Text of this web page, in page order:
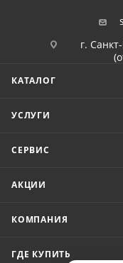
г.
КАТАЛОГ
УСЛУГИ
СЕРВИС
АКЦИИ
КОМПАНИЯ
ГДЕ КУПИТЬ